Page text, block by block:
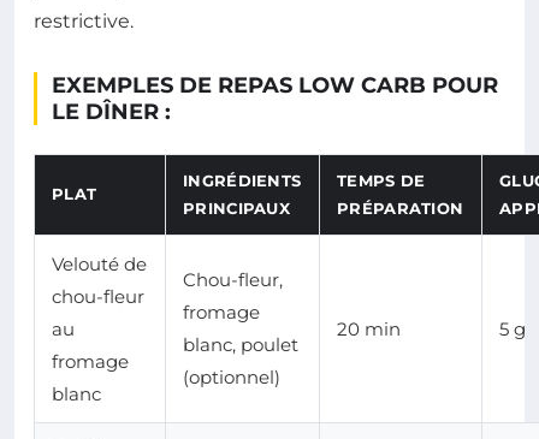
restrictive.
EXEMPLES DE REPAS LOW CARB POUR
LE DÎNER :
PLAT
INGRÉDIENTS
PRINCIPAUX
TEMPS DE
PRÉPARATION
Velouté de
chou-fleur
au
fromage
blanc
Chou-fleur,
fromage
blanc, poulet
(optionnel)
20 min 5 g